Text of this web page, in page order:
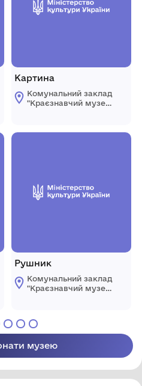
Картина
Комунальний заклад
"Краєзнавчий музей
Рушник
Комунальний заклад
"Краєзнавчий музей
музею